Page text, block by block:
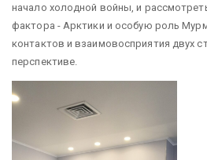
начало холодной войны, и
фактора - Арктики и особую роль
контактов и взаимовосприятия двух
перспективе.